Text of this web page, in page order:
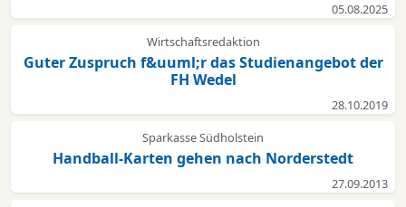
05.08.2025
Wirtschaftsredaktion
Guter Zuspruch f&uuml;r das Studienangebot der
FH Wedel
28.10.2019
Sparkasse Südholstein
Handball-Karten gehen nach Norderstedt
27.09.2013